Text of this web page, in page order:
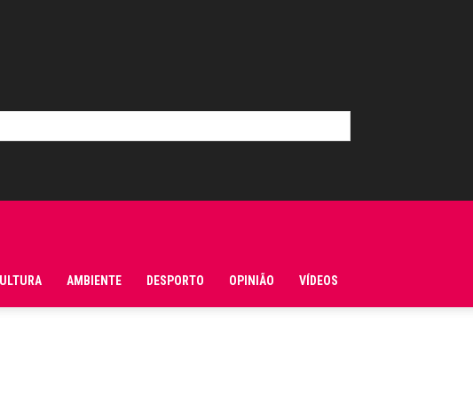
AMBIENTE DESPORTO OPINIÃO VÍDEOS